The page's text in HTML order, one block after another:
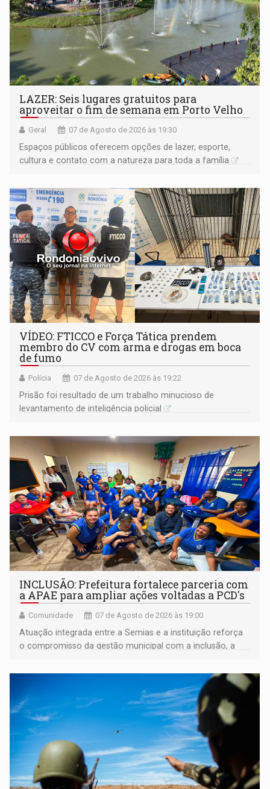
LAZER: Seis lugares gratuitos para
aproveitar o fim de semana em Porto Velho
Geral 07 de Agosto de 2026 às 19:30
Espaços públicos oferecem opções de lazer, esporte,
cultura e contato com a natureza para toda a família
VÍDEO: FTICCO e Força Tática prendem
membro do CV com arma e drogas em boca
de fumo
Polícia 07 de Agosto de 2026 às 19:22
Prisão foi resultado de um trabalho minucioso de
levantamento de inteligência policial
INCLUSÃO: Prefeitura fortalece parceria com
a APAE para ampliar ações voltadas a PCD's
Comunidade 07 de Agosto de 2026 às 19:00
Atuação integrada entre a Semias e a instituição reforça
o compromisso da gestão municipal com a inclusão, a